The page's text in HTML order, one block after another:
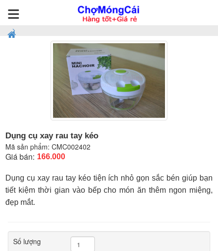
Dụng cụ xay rau tay kéo
Mã sản phẩm:CMC002402
Giá bán: 166.000
Dụng cụ xay rau tay kéo tiện ích nhỏ gọn sắc bén giúp bạn
tiết kiệm thời gian vào bếp cho món ăn thêm ngon miệng,
đẹp mắt.
Số lượng